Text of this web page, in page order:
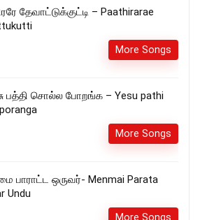
தேவாட்டுக்குட்டி – Paathirarae
More Songs
பத்தி சொல்ல போறங்க – Yesu pathi
More Songs
பாராட்ட ஒருவர்- Menmai Parata
Undu
More Songs